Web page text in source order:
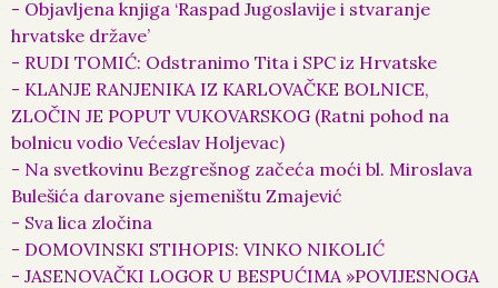
- Objavljena knjiga ‘Raspad Jugoslavije i stvaranje
hrvatske države’
- RUDI TOMIĆ: Odstranimo Tita i SPC iz Hrvatske
- KLANJE RANJENIKA IZ KARLOVAČKE BOLNICE,
ZLOČIN JE POPUT VUKOVARSKOG (Ratni pohod na
bolnicu vodio Većeslav Holjevac)
- Na svetkovinu Bezgrešnog začeća moći bl. Miroslava
Bulešića darovane sjemeništu Zmajević
- Sva lica zločina
- DOMOVINSKI STIHOPIS: VINKO NIKOLIĆ
- JASENOVAČKI LOGOR U BESPUĆIMA »POVIJESNOGA